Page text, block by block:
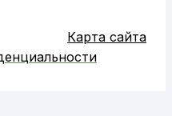
Карта сайта